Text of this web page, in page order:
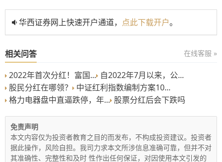
华西证券网上快速开户通道， 点此下载开户。
相关问答 在线客服 »
2022年首次分红！富国... 自2022年7月以来，公...
股民分红在哪领？
中证红利指数编制方案10...
格力电器盘中直逼跌停，年... 股票分红后会下跌吗
免责声明
本文内容仅为投资者教育之目的而发布，不构成投资建议。投资者
据此操作，风险自担。我司力求本文所涉信息准确可靠，但并不对
其准确性、完整性和及时 性作出任何保证，对因使用本文引发的